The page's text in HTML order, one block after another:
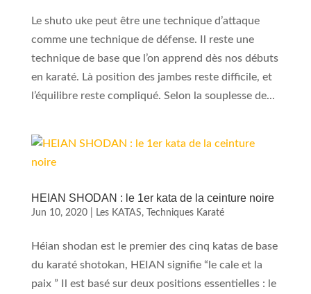
Le shuto uke peut être une technique d’attaque
comme une technique de défense. Il reste une
technique de base que l’on apprend dès nos débuts
en karaté. Là position des jambes reste difficile, et
l’équilibre reste compliqué. Selon la souplesse de...
HEIAN SHODAN : le 1er kata de la ceinture noire
Jun 10, 2020| Les KATAS, Techniques Karaté
Héian shodan est le premier des cinq katas de base
du karaté shotokan, HEIAN signifie “le cale et la
paix ” Il est basé sur deux positions essentielles : le